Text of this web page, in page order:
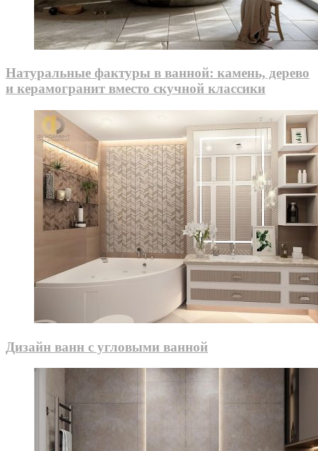
Натуральные фактуры в ванной: камень, дерево
и керамогранит вместо скучной классики
Дизайн ванн с угловыми ванной